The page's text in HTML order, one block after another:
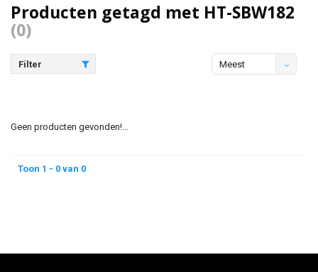
Producten getagd met HT-SBW182
(0)
Filter
Meest
Geen producten gevonden!...
Toon 1 - 0 van 0